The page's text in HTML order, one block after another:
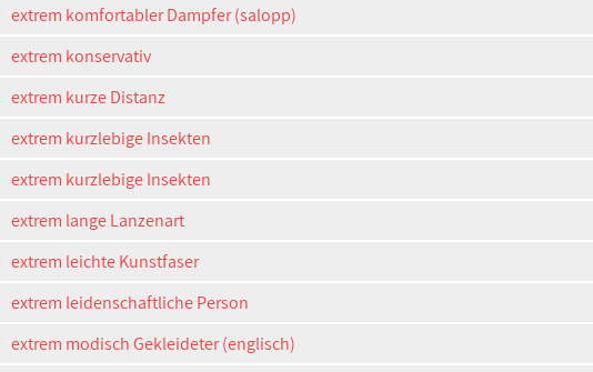
extrem komfortabler Dampfer (salopp)
extrem konservativ
extrem kurze Distanz
extrem kurzlebige Insekten
extrem kurzlebige Insekten
extrem lange Lanzenart
extrem leichte Kunstfaser
extrem leidenschaftliche Person
extrem modisch Gekleideter (englisch)